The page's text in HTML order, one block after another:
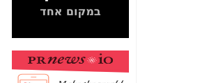
עובדות ומסמכים
האם ביבי כשר
תקשורת עזר לקב'
בזק? -כאן